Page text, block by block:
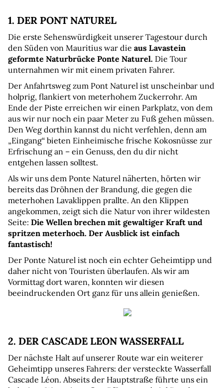
1. DER PONT NATUREL
Die erste Sehenswürdigkeit unserer Tagestour durch
den Süden von Mauritius war die aus Lavastein
geformte Naturbrücke Ponte Naturel. Die Tour
unternahmen wir mit einem privaten Fahrer.
Der Anfahrtsweg zum Pont Naturel ist unscheinbar und
holprig, flankiert von meterhohem Zuckerrohr. Am
Ende der Piste erreichen wir einen Parkplatz, von dem
aus wir nur noch ein paar Meter zu Fuß gehen müssen.
Den Weg dorthin kannst du nicht verfehlen, denn am
„Eingang“ bieten Einheimische frische Kokosnüsse zur
Erfrischung an – ein Genuss, den du dir nicht
entgehen lassen solltest.
Als wir uns dem Ponte Naturel näherten, hörten wir
bereits das Dröhnen der Brandung, die gegen die
meterhohen Lavaklippen prallte. An den Klippen
angekommen, zeigt sich die Natur von ihrer wildesten
Seite: Die Wellen brechen mit gewaltiger Kraft und
spritzen meterhoch. Der Ausblick ist einfach
fantastisch!
Der Ponte Naturel ist noch ein echter Geheimtipp und
daher nicht von Touristen überlaufen. Als wir am
Vormittag dort waren, konnten wir diesen
beeindruckenden Ort ganz für uns allein genießen.
2. DER CASCADE LEON WASSERFALL
Der nächste Halt auf unserer Route war ein weiterer
Geheimtipp unseres Fahrers: der versteckte Wasserfall
Cascade Léon. Abseits der Hauptstraße führte uns ein